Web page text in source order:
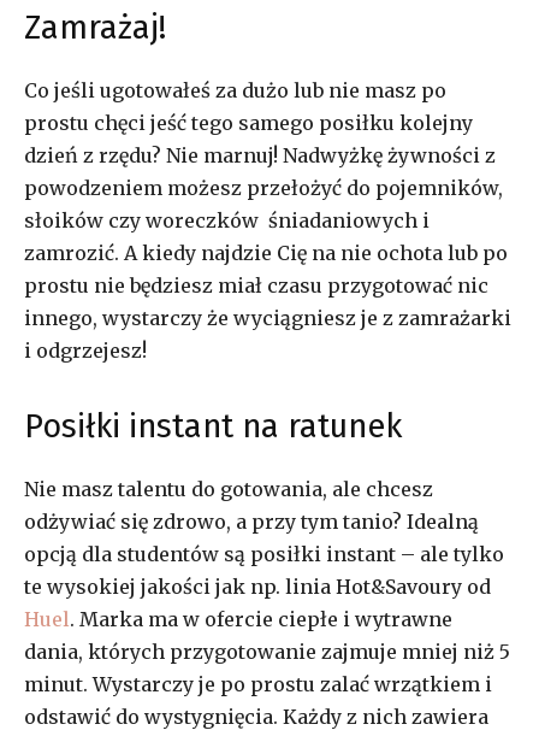
Zamrażaj!
Co jeśli ugotowałeś za dużo lub nie masz po
prostu chęci jeść tego samego posiłku kolejny
dzień z rzędu? Nie marnuj! Nadwyżkę żywności z
powodzeniem możesz przełożyć do pojemników,
słoików czy woreczków śniadaniowych i
zamrozić. A kiedy najdzie Cię na nie ochota lub po
prostu nie będziesz miał czasu przygotować nic
innego, wystarczy że wyciągniesz je z zamrażarki
i odgrzejesz!
Posiłki instant na ratunek
Nie masz talentu do gotowania, ale chcesz
odżywiać się zdrowo, a przy tym tanio? Idealną
opcją dla studentów są posiłki instant – ale tylko
te wysokiej jakości jak np. linia Hot&Savoury od
Huel. Marka ma w ofercie ciepłe i wytrawne
dania, których przygotowanie zajmuje mniej niż 5
minut. Wystarczy je po prostu zalać wrzątkiem i
odstawić do wystygnięcia. Każdy z nich zawiera